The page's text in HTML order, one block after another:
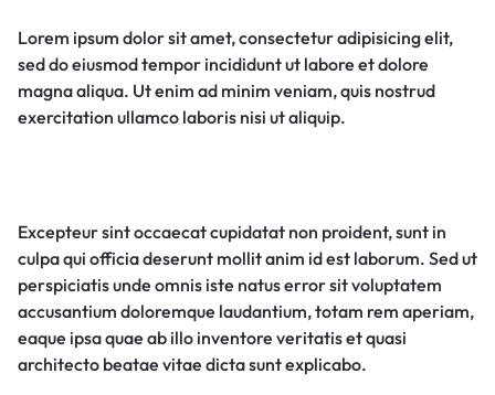
Lorem ipsum dolor sit amet, consectetur adipisicing elit,
sed do eiusmod tempor incididunt ut labore et dolore
magna aliqua. Ut enim ad minim veniam, quis nostrud
exercitation ullamco laboris nisi ut aliquip.
Excepteur sint occaecat cupidatat non proident, sunt in
culpa qui officia deserunt mollit anim id est laborum. Sed ut
perspiciatis unde omnis iste natus error sit voluptatem
accusantium doloremque laudantium, totam rem aperiam,
eaque ipsa quae ab illo inventore veritatis et quasi
architecto beatae vitae dicta sunt explicabo.